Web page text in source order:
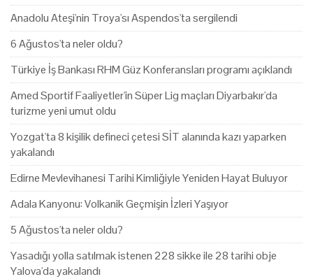
Anadolu Ateşi'nin Troya'sı Aspendos'ta sergilendi
6 Ağustos'ta neler oldu?
Türkiye İş Bankası RHM Güz Konferansları programı açıklandı
Amed Sportif Faaliyetler'in Süper Lig maçları Diyarbakır'da
turizme yeni umut oldu
Yozgat'ta 8 kişilik defineci çetesi SİT alanında kazı yaparken
yakalandı
Edirne Mevlevihanesi Tarihi Kimliğiyle Yeniden Hayat Buluyor
Adala Kanyonu: Volkanik Geçmişin İzleri Yaşıyor
5 Ağustos'ta neler oldu?
Yasadığı yolla satılmak istenen 228 sikke ile 28 tarihi obje
Yalova'da yakalandı